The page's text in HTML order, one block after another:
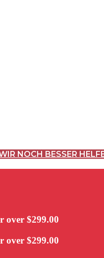
NOCH BESSER
over $299.00
over $299.00